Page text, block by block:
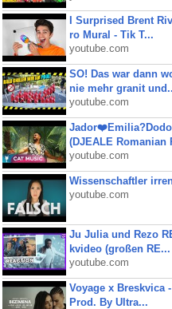
I Surprised Brent
ro Mural - Tik T...
youtube.com
SO! Das war dann
nie mehr granit
youtube.com
(DJEALE Romanian
youtube.com
Wissenschaftler
youtube.com
Ju Julia und Rezo
kvideo (großen RE...
youtube.com
Voyage x Breskvica
Prod. By Ultra...